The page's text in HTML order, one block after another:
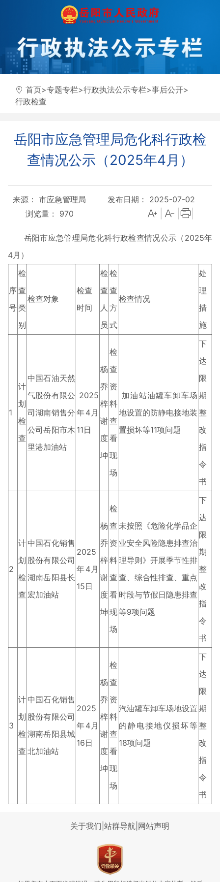
首页>专题专栏>行政执法公示专栏>事后公开>
行政检查
岳阳市应急管理局危化科行政检
查情况公示（2025年4月）
来源： 市应急管理局
发布日期： 2025-07-02
浏览量： 970 |
岳阳市应急管理局危化科行政检查情况公示（2025年
4月）
序
号
检
查
类
别
检查对象
检查
时间
检
查
人
员
检
查
方
式
检查情况
处
理
措
施
1
计
划
检
查
中国石油天然
气股份有限公
司湖南销售分
公司岳阳市木
里港加油站
2025
年4月
11日
杨
乔
梓
谢
度
坤
检
查
资
料
查
看
现
场
加油站油罐车卸车场
地设置的防静电接地装
置损坏等11项问题
下
达
限
期
整
改
指
令
书
2
计
划
检
查
中国石化销售
股份有限公司
湖南岳阳县长
宏加油站
2025
年4月
15日
杨
乔
梓
谢
度
坤
检
查
资
料
查
看
现
场
未按照《危险化学品企
业安全风险隐患排查治
理导则》开展季节性排
查、综合性排查、重点
时段与节假日隐患排查
等9项问题
下
达
限
期
整
改
指
令
书
3
计
划
检
查
中国石化销售
股份有限公司
湖南岳阳县城
北加油站
2025
年4月
16日
杨
乔
梓
谢
度
坤
检
查
资
料
查
看
现
场
汽油罐车卸车场地设置
的静电接地仪损坏等
18项问题
下
达
限
期
整
改
指
令
书
关于我们 站群导航 网站声明